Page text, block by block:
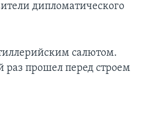
дипломатического
салютом.
раз прошел перед строем